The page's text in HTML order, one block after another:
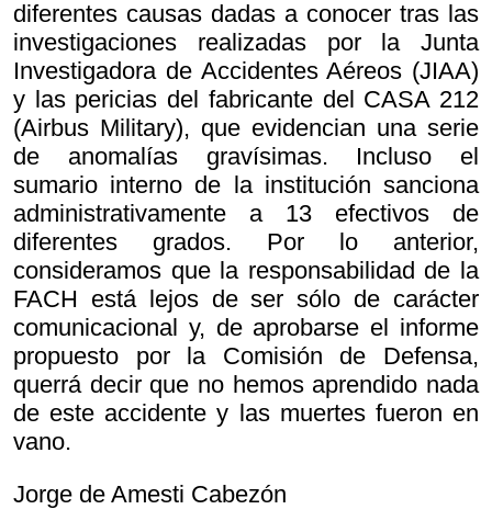
diferentes causas dadas a conocer tras las
investigaciones realizadas por la Junta
Investigadora de Accidentes Aéreos (JIAA)
y las pericias del fabricante del CASA 212
(Airbus Military), que evidencian una serie
de anomalías gravísimas. Incluso el
sumario interno de la institución sanciona
administrativamente a 13 efectivos de
diferentes grados. Por lo anterior,
consideramos que la responsabilidad de la
FACH está lejos de ser sólo de carácter
comunicacional y, de aprobarse el informe
propuesto por la Comisión de Defensa,
querrá decir que no hemos aprendido nada
de este accidente y las muertes fueron en
vano.
Jorge de Amesti Cabezón